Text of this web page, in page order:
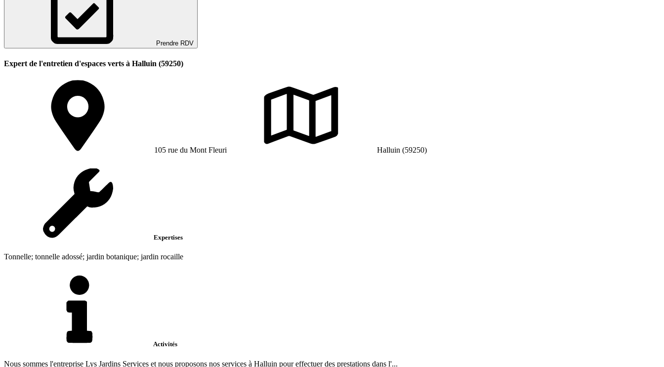
Prendre RDV
Expert de l'entretien d'espaces verts à Halluin (59250)
105 rue du Mont Fleuri Halluin (59250)
Expertises
Tonnelle; tonnelle adossé; jardin botanique; jardin rocaille
Activités
Nous sommes l'entreprise Lys Jardins Services et nous proposons nos services à Halluin pour effectuer des prestations dans l'...